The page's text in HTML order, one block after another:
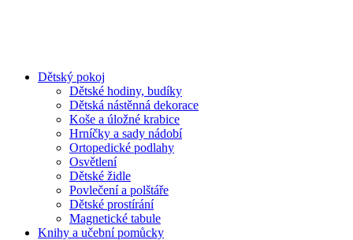
Dětský pokoj
Dětské hodiny, budíky
Dětská nástěnná dekorace
Koše a úložné krabice
Hrníčky a sady nádobí
Ortopedické podlahy
Osvětlení
Dětské židle
Povlečení a polštáře
Dětské prostírání
Magnetické tabule
Knihy a učební pomůcky